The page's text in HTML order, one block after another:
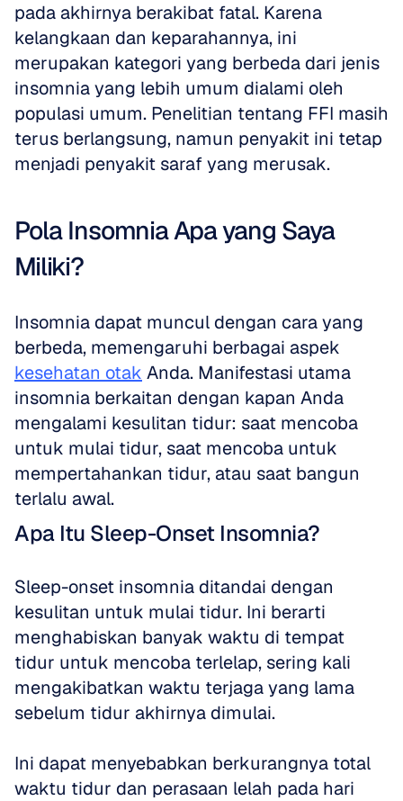
pada akhirnya berakibat fatal. Karena
kelangkaan dan keparahannya, ini
merupakan kategori yang berbeda dari jenis
insomnia yang lebih umum dialami oleh
populasi umum. Penelitian tentang FFI masih
terus berlangsung, namun penyakit ini tetap
menjadi penyakit saraf yang merusak.
Pola Insomnia Apa yang Saya
Miliki?
Insomnia dapat muncul dengan cara yang
kesehatan otak Anda. Manifestasi utama
insomnia berkaitan dengan kapan Anda
mengalami kesulitan tidur: saat mencoba
untuk mulai tidur, saat mencoba untuk
mempertahankan tidur, atau saat bangun
terlalu awal.
Apa Itu Sleep-Onset Insomnia?
Sleep-onset insomnia ditandai dengan
kesulitan untuk mulai tidur. Ini berarti
menghabiskan banyak waktu di tempat
tidur untuk mencoba terlelap, sering kali
mengakibatkan waktu terjaga yang lama
sebelum tidur akhirnya dimulai.
Ini dapat menyebabkan berkurangnya total
waktu tidur dan perasaan lelah pada hari